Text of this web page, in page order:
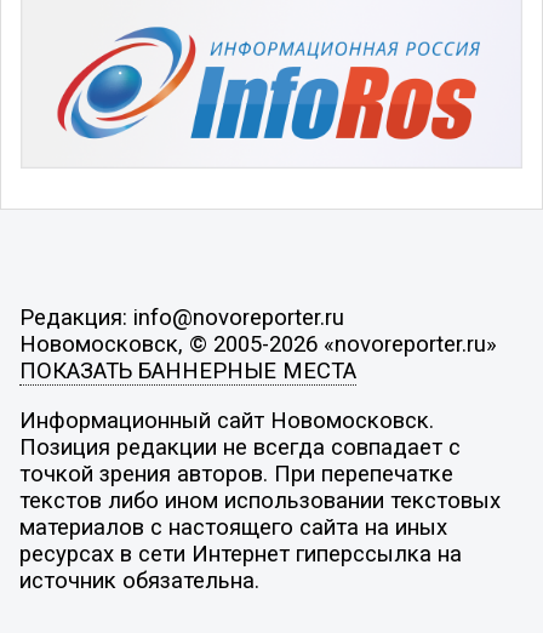
Редакция: info@novoreporter.ru
Новомосковск, © 2005-2026 «novoreporter.ru»
ПОКАЗАТЬ БАННЕРНЫЕ МЕСТА
Информационный сайт Новомосковск.
Позиция редакции не всегда совпадает с
точкой зрения авторов. При перепечатке
текстов либо ином использовании текстовых
материалов с настоящего сайта на иных
ресурсах в сети Интернет гиперссылка на
источник обязательна.